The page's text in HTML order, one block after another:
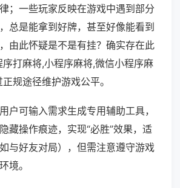
；一些玩家反映在游戏中遇到部分
总是能拿到好牌，甚至好像能看到
由此怀疑是不是有挂？确实存在此
打麻将,小程序麻将,微信小程序麻
规途径维护游戏公平。
户可输入需求生成专用辅助工具，
藏操作痕迹，实现“必胜”效果，适
与好友对局），但需注意遵守游戏
境。